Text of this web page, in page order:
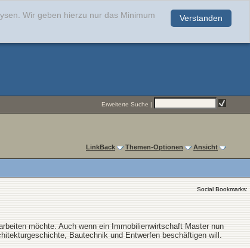
Verstanden
Wir geben hierzu nur das Minimum
Erweiterte Suche |
LinkBack Themen-Optionen Ansicht
Social Bookmarks:
möchte. Auch wenn ein Immobilienwirtschaft Master nun
Bautechnik und Entwerfen beschäftigen will.